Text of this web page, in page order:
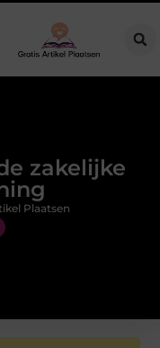
zakelijke
Plaatsen